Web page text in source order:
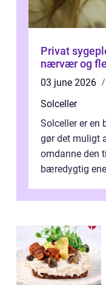
Privat sygepleje
nærvær og
03 june 2026
Solceller
Solceller er en
gør det muligt
omdanne den
bæredygtig